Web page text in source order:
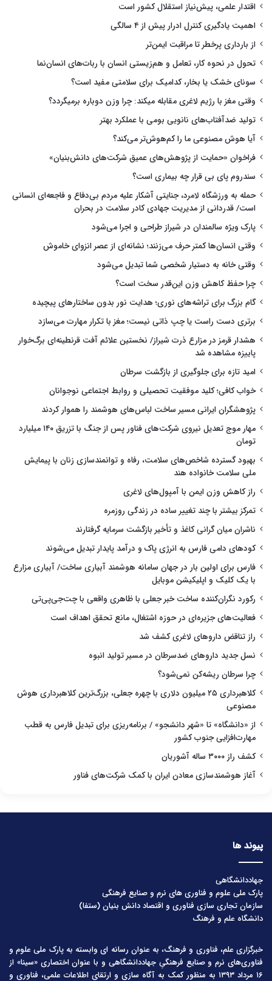
اقتدار علمی، پیش‌نیاز استقلال کشور است
اهمیت یادگیری کنترل ادرار پیش از ۴ سالگی
از بارداری پرخطر تا مراقبت ایمن‌تر
تحول در نحوه کار، تعامل و هم‌زیستی انسان با ربات‌های انسان‌نما
سونای خشک یا بخار، کدامیک برای سلامتی مفید است؟
وقتی مغز با رژیم لاغری مقابله میکند: چرا وزن دوباره برمیگردد؟
تولید ضدآفتاب‌های نانویی بومی با عملکرد بهتر
آیا هوش مصنوعی ما را کم‌هوش‌تر می‌کند؟
فراخوان «حمایت از پژوهش‌های عمیق شرکت‌های دانش‌بنیان»
سندروم پای بی قرار چه بیماری است؟
حمله به ورزشگاه لامرد، جنایتی آشکار علیه مردم بی‌دفاع و فاجعه‌ای انسانی
است/ قدردانی از مدیریت جهادی کادر سلامت در بحران
پارک ویژه سالمندان در شیراز طراحی و اجرا می‌شود
وقتی انسان‌ها کمتر حرف می‌زنند؛ نشانه‌ای از عصر انزوای خاموش
وقتی خانه به دستیار شخصی شما تبدیل می‌شود
چرا حفظ کاهش وزن این‌قدر سخت است؟
گام بزرگ برای تراشه‌های نوری؛ هدایت نور بدون ساختارهای پیچیده
برتری دست راست یا چپ ذاتی نیست؛ مغز با تکرار مهارت می‌سازد
هشدار قرمز در مزارع ذرت شیراز/ نخستین علائم آفت قرنطینه‌ای برگ‌خوار
پاییزه مشاهده شد
امید تازه برای جلوگیری از بازگشت سرطان
خواب کافی؛ کلید موفقیت تحصیلی و روابط اجتماعی نوجوانان
پژوهشگران ایرانی مسیر ساخت لباس‌های هوشمند را هموار کردند
مهار موج تعدیل نیروی شرکت‌های فناور پس از جنگ با تزریق ۱۴۰ میلیارد
تومان
بهبود گسترده شاخص‌های سلامت، رفاه و توانمندسازی زنان با پیمایش
ملی سلامت خانواده هند
راز کاهش وزن ایمن با آمپول‌های لاغری
تمرکز بیشتر با چند تغییر ساده در زندگی روزمره
ناشران میان گرانی کاغذ و تأخیر بازگشت سرمایه گرفتارند
کودهای دامی فارس به انرژی پاک و درآمد پایدار تبدیل می‌شوند
فارس برای اولین بار در جهان سامانه هوشمند آبیاری ساخت/ آبیاری مزارع
با یک کلیک و اپلیکیشن موبایل
رکورد نگران‌کننده ساخت خبر جعلی با ظاهری واقعی با چت‌جی‌پی‌تی
فعالیت‌های جزیره‌ای در حوزه اشتغال، مانع تحقق اهداف است
راز تناقض داروهای لاغری کشف شد
نسل جدید داروهای ضدسرطان در مسیر تولید انبوه
چرا سرطان ریشه‌کن نمی‌شود؟
کلاهبرداری ۲۵ میلیون دلاری با چهره جعلی، بزرگ‌ترین کلاهبرداری هوش
مصنوعی
از «دانشگاه» تا «شهر دانشجو» / برنامه‌ریزی برای تبدیل فارس به قطب
مهارت‌افزایی جنوب کشور
کشف راز ۳۰۰۰ ساله آشوریان
آغاز هوشمندسازی معادن ایران با کمک شرکت‌های فناور
پیوند ها
جهاددانشگاهی
پارک ملی علوم و فناوری های نرم و صنایع فرهنگی
سازمان تجاری سازی فناوری و اقتصاد دانش بنیان (ستفا)
دانشگاه علم و فرهنگ
خبرگزاری علم، فناوری و فرهنگ، به عنوان رسانه ای وابسته به پارک ملی علوم و
فناوری‌های نرم و صنایع فرهنگیِ جهاددانشگاهی و با عنوان اختصاری «سینا» از
۱۶ مرداد ۱۳۹۳ به منظور کمک به آگاه سازی و ارتقای اطلاعات علمی، فناوری و